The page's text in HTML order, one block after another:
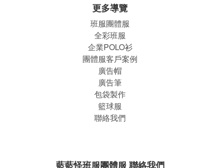
更多導覽
班服團體服
全彩班服
企業POLO衫
團體服客戶案例
廣告帽
廣告筆
包袋製作
籃球服
聯絡我們
藍藍怪班服團體服 聯絡我們